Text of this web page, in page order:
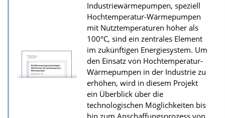
s
z
u
r
P
u
b
l
Industriewärmepumpen, speziell
Hochtemperatur-Wärmepumpen
mit Nutztemperaturen höher als
100°C, sind ein zentrales Element
im zukünftigen Energiesystem. Um
den Einsatz von Hochtemperatur-
Wärmepumpen in der Industrie zu
erhöhen, wird in diesem Projekt
ein Überblick über die
technologischen Möglichkeiten bis
hin zum Anschaffungsprozess von